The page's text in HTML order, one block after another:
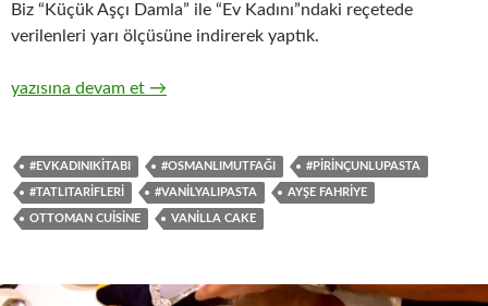
Biz “Küçük Aşçı Damla” ile “Ev Kadını”ndaki reçetede
verilenleri yarı ölçüsüne indirerek yaptık.
Vanilyalı Pasta
yazısına devam et →
#EVKADINIKITABI #OSMANLIMUTFAĞI #PIRINÇUNLUPASTA
#TATLITARIFLERI #VANILYALIPASTA AYŞE FAHRIYE
OTTOMAN CUISINE VANILLA CAKE